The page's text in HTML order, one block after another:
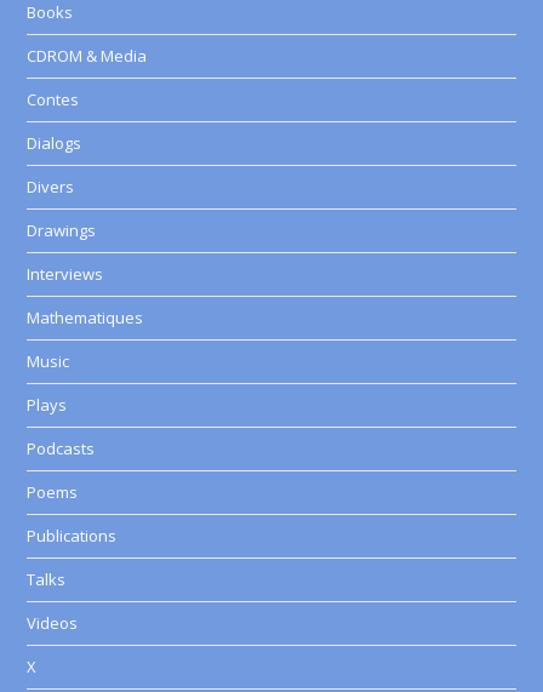
Books
CDROM & Media
Contes
Dialogs
Divers
Drawings
Interviews
Mathematiques
Music
Plays
Podcasts
Poems
Publications
Talks
Videos
X